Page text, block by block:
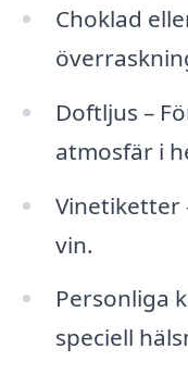
Choklad
Doftljus –
atmosfär i
Vinetiketter
vin.
Personliga
speciell